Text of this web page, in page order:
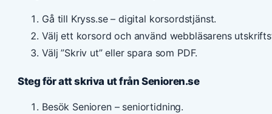
Gå till Kryss.se – digital korsordstjänst.
Välj ett korsord och använd webbläsarens
Välj ”Skriv ut” eller spara som PDF.
Steg för att skriva ut från Senioren.se
Besök Senioren – seniortidning.